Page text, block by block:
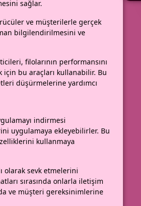
sağlar.
ve müşterilerle gerçek
bilgilendirilmesini ve
filolarının performansını
için bu araçları kullanabilir. Bu
düşürmelerine yardımcı
indirmesi
uygulamaya ekleyebilirler. Bu
kullanmaya
olarak sevk etmelerini
sırasında onlarla iletişim
ve müşteri gereksinimlerine